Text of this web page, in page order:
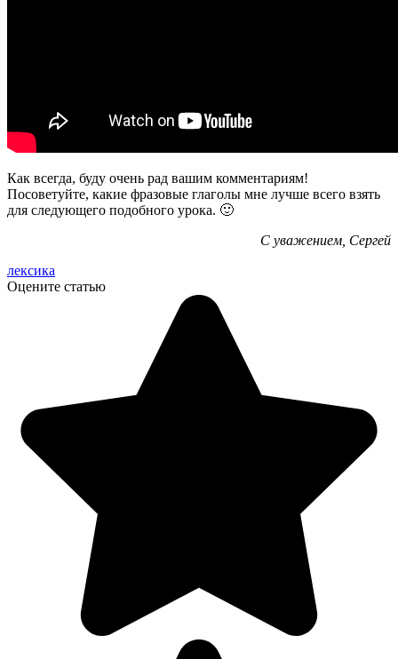
Как всегда, буду очень рад вашим комментариям!
Посоветуйте, какие фразовые глаголы мне лучше всего взять
для следующего подобного урока. 🙂
С уважением, Сергей
лексика
Оцените статью